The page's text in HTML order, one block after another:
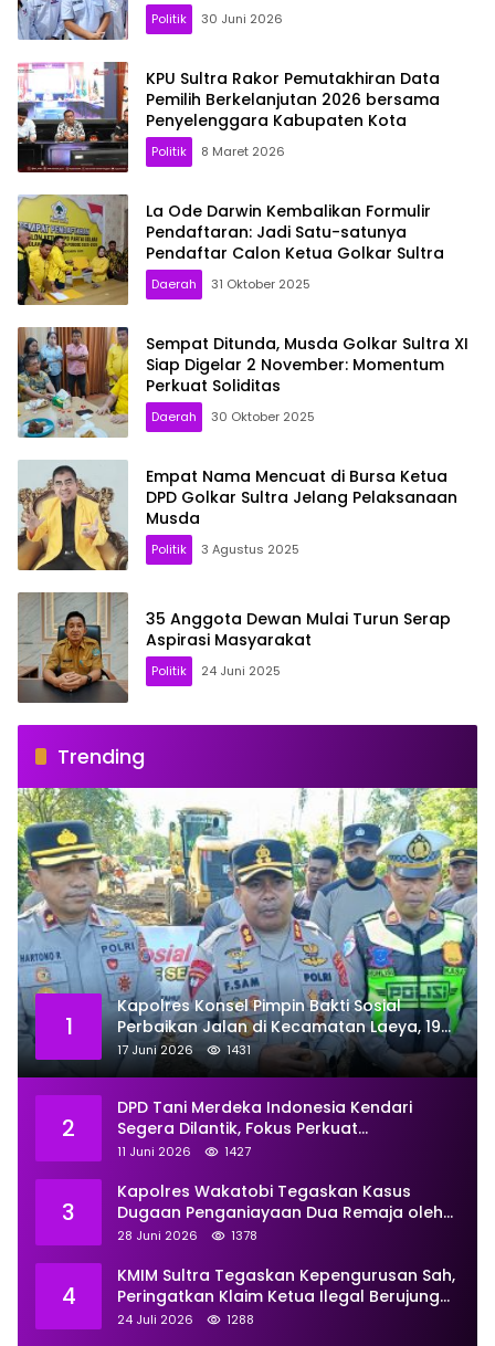
Politik 30 Juni 2026
KPU Sultra Rakor Pemutakhiran Data
Pemilih Berkelanjutan 2026 bersama
Penyelenggara Kabupaten Kota
Politik 8 Maret 2026
La Ode Darwin Kembalikan Formulir
Pendaftaran: Jadi Satu-satunya
Pendaftar Calon Ketua Golkar Sultra
Daerah 31 Oktober 2025
Sempat Ditunda, Musda Golkar Sultra XI
Siap Digelar 2 November: Momentum
Perkuat Soliditas
Daerah 30 Oktober 2025
Empat Nama Mencuat di Bursa Ketua
DPD Golkar Sultra Jelang Pelaksanaan
Musda
Politik 3 Agustus 2025
35 Anggota Dewan Mulai Turun Serap
Aspirasi Masyarakat
Politik 24 Juni 2025
Trending
1
Kapolres Konsel Pimpin Bakti Sosial
Perbaikan Jalan di Kecamatan Laeya, 19
Titik Rusak Siap Ditambal
17 Juni 2026 1431
2
DPD Tani Merdeka Indonesia Kendari
Segera Dilantik, Fokus Perkuat
Pemberdayaan
11 Juni 2026 1427
3
Kapolres Wakatobi Tegaskan Kasus
Dugaan Penganiayaan Dua Remaja oleh
Dua Anggota Ditangani Secara
28 Juni 2026 1378
4
KMIM Sultra Tegaskan Kepengurusan Sah,
Peringatkan Klaim Ketua Ilegal Berujung
Proses Hukum
24 Juli 2026 1288